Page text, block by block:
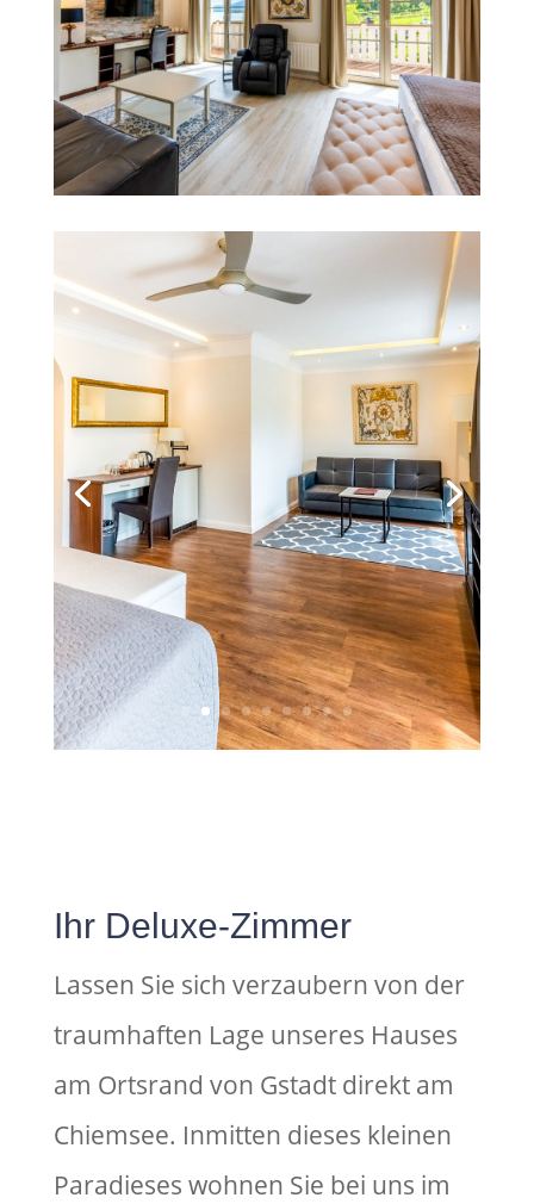
Ihr Deluxe-Zimmer
Lassen Sie sich verzaubern von der
traumhaften Lage unseres Hauses
am Ortsrand von Gstadt direkt am
Chiemsee. Inmitten dieses kleinen
Paradieses wohnen Sie bei uns im